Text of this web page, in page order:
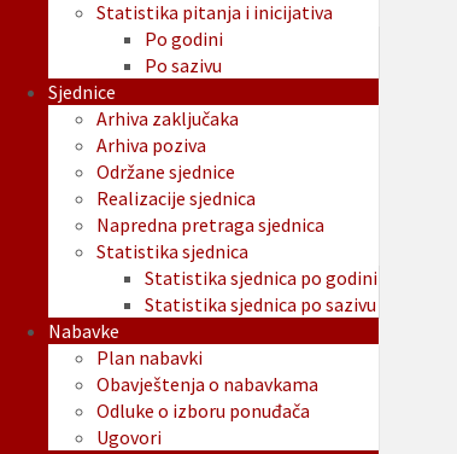
Statistika pitanja i inicijativa
Po godini
Po sazivu
Sjednice
Arhiva zaključaka
Arhiva poziva
Održane sjednice
Realizacije sjednica
Napredna pretraga sjednica
Statistika sjednica
Statistika sjednica po godini
Statistika sjednica po sazivu
Nabavke
Plan nabavki
Obavještenja o nabavkama
Odluke o izboru ponuđača
Ugovori